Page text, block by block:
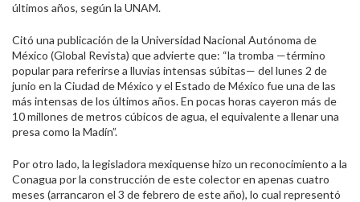
últimos años, según la UNAM.
Citó una publicación de la Universidad Nacional Autónoma de
México (Global Revista) que advierte que: “la tromba —término
popular para referirse a lluvias intensas súbitas— del lunes 2 de
junio en la Ciudad de México y el Estado de México fue una de las
más intensas de los últimos años. En pocas horas cayeron más de
10 millones de metros cúbicos de agua, el equivalente a llenar una
presa como la Madín”.
Por otro lado, la legisladora mexiquense hizo un reconocimiento a la
Conagua por la construcción de este colector en apenas cuatro
meses (arrancaron el 3 de febrero de este año), lo cual representó